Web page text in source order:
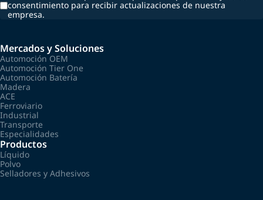
consentimiento para recibir actualizaciones de nuestra
empresa.
Mercados y Soluciones
Automoción OEM
Automoción Tier One
Automoción Batería
Madera
ACE
Ferroviario
Industrial
Transporte
Especialidades
Productos
Líquido
Polvo
Selladores y Adhesivos